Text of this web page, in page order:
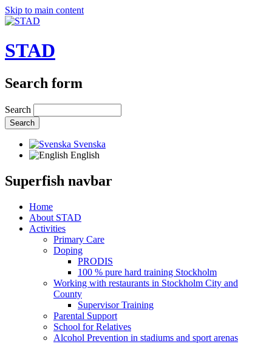
Skip to main content
STAD
Search form
Search
Svenska
English
Superfish navbar
Home
About STAD
Activities
Primary Care
Doping
PRODIS
100 % pure hard training Stockholm
Working with restaurants in Stockholm City and
County
Supervisor Training
Parental Support
School for Relatives
Alcohol Prevention in stadiums and sport arenas